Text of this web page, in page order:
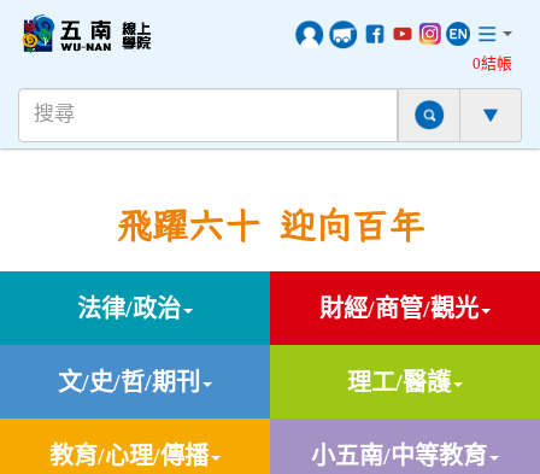
0結帳
飛躍六十 迎向百年
法律/政治 財經/商管/觀光
文/史/哲/期刊 理工/醫護
教育/心理/傳播 小五南/中等教育